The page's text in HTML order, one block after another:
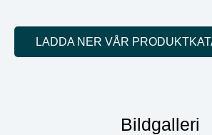
LADDA NER VÅR
Bildgalleri